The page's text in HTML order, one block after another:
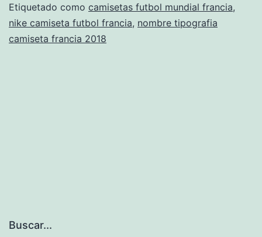
Etiquetado como camisetas futbol mundial francia,
nike camiseta futbol francia, nombre tipografia
camiseta francia 2018
Buscar...